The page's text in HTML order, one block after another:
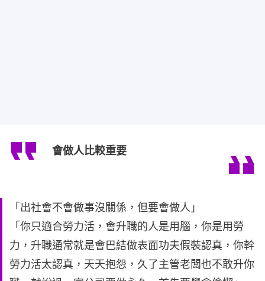
會做人比較重要
「出社會不會做事沒關係，但要會做人」
「你只適合勞力活，會升職的人是用腦，你是用勞
力，升職通常就是會巴結做表面功夫假裝認真，你幹
勞力活太認真，天天抱怨，久了主管老闆也不敢升你